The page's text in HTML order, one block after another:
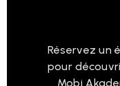
Réservez un
pour
Mobi